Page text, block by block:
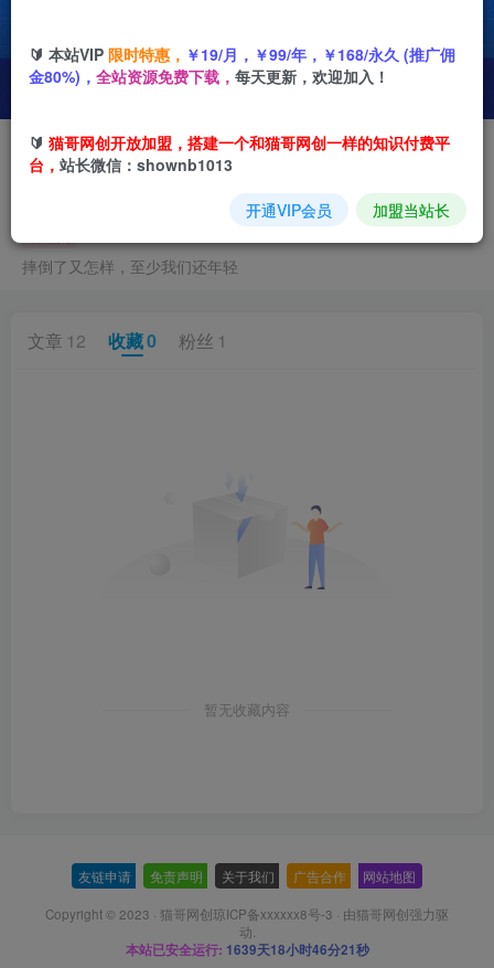
摔倒了又怎样，至少我们还年轻
关注 私信
文章 12 收藏0 粉丝 1
暂无收藏内容
友链申请 免责声明 关于我们 广告合作 网站地图
Copyright © 2023 · 猫哥网创琼ICP备xxxxxx8号-3 · 由猫哥网创强力驱
动.
本站已安全运行: 1639天18小时46分21秒
🔰 本站VIP 限时特惠， ￥19/月，￥99/年，￥168/永久 (推广佣
金80%)， 全站资源免费下载， 每天更新，欢迎加入！
🔰 猫哥网创开放加盟，搭建一个和猫哥网创一样的知识付费平
台， 站长微信：shownb1013
开通VIP会员 加盟当站长